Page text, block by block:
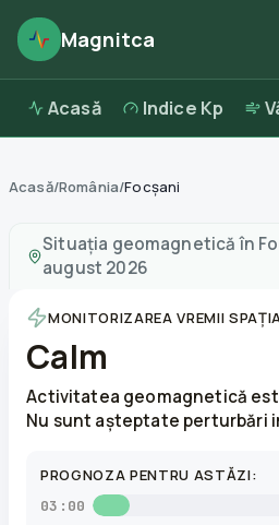
Magnitca
Acasă Indice Kp
Acasă/România/Focșani
Situația geomagnetică în
august 2026
MONITORIZAREA VREMII
Calm
Activitatea geomagnetică
Nu sunt așteptate perturbări
PROGNOZA PENTRU ASTĂZI:
03:00